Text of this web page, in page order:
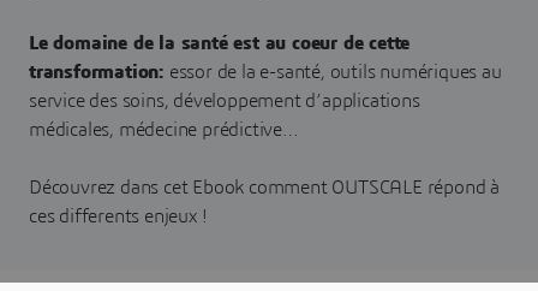
Le domaine de la santé est au coeur de cette
transformation: essor de la e-santé, outils numériques au
service des soins, développement d’applications
médicales, médecine prédictive…
Découvrez dans cet Ebook comment OUTSCALE répond à
ces differents enjeux !